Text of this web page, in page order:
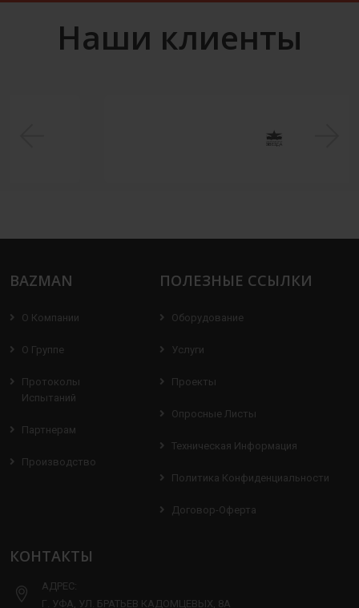
Наши клиенты
BAZMAN
О Компании
О Группе
Протоколы
Испытаний
Партнерам
Производство
ПОЛЕЗНЫЕ ССЫЛКИ
Оборудование
Услуги
Проекты
Опросные Листы
Техническая Информация
Политика Конфиденциальности
Договор-Оферта
КОНТАКТЫ
АДРЕС:
Г. УФА, УЛ. БРАТЬЕВ КАДОМЦЕВЫХ, 8А